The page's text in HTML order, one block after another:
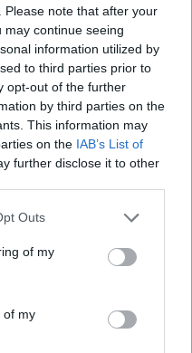
note that after your
continue seeing
information utilized by
to third parties prior to
opt-out of the further
by third parties on the
This information may
on the IAB’s List of
further disclose it to other
uses one or more Google
You may click to
its third-party tags to
in below Google
Outs
of my
of my
Merlin Színház
egy helyes irányba: a
közt működő
vált
Színház, 2003. május
a világot, nincs
lelküket a
mellékesen
magukkal ragadnak,
visszalöknek a földre,
egy reménysugárkát.